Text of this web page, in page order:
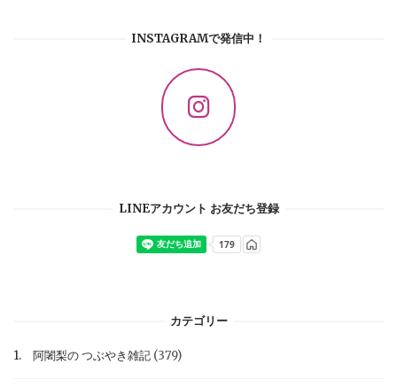
INSTAGRAMで発信中！
LINEアカウント お友だち登録
カテゴリー
1. 阿闍梨の つぶやき雑記 (379)